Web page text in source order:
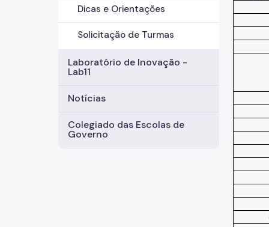
Dicas e Orientações
Solicitação de Turmas
Laboratório de Inovação -
Lab11
Notícias
Colegiado das Escolas de
Governo